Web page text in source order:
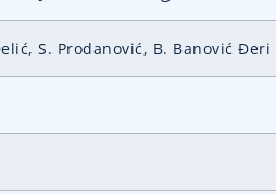
S. Prodanović, B. Banović Đeri